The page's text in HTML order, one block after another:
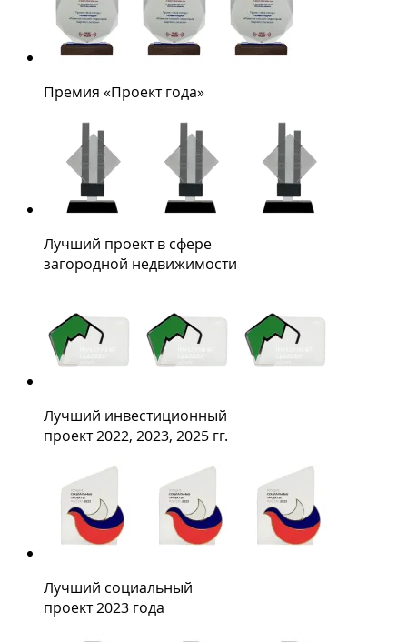
Премия «Проект года»
Лучший проект в сфере
загородной недвижимости
Лучший инвестиционный
проект 2022, 2023, 2025 гг.
Лучший социальный
проект 2023 года